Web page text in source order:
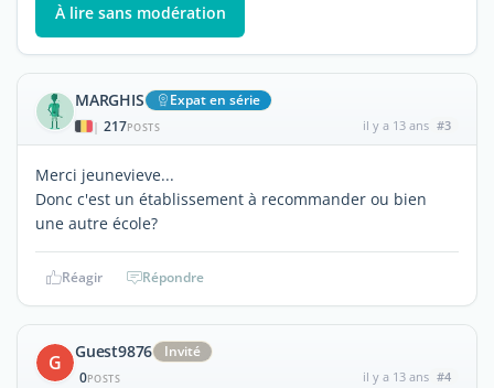
À lire sans modération
MARGHIS Expat en série
| 217POSTS il y a 13 ans #3
Merci jeunevieve...
Donc c'est un établissement à recommander ou bien
une autre école?
Réagir Répondre
G Guest9876
Invité
0POSTS il y a 13 ans #4